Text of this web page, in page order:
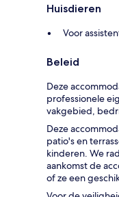
Huisdieren
Voor
Beleid
Deze
professionele
vakgebied,
Deze
patio's en
kinderen. We
aankomst de
of ze een